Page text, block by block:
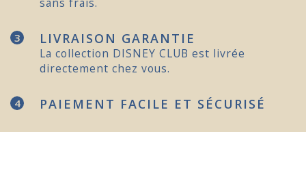
sans frais.
3 LIVRAISON GARANTIE
La collection DISNEY CLUB est livrée
directement chez vous.
4 PAIEMENT FACILE ET SÉCURISÉ